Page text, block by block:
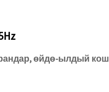
өйдө-ылдый